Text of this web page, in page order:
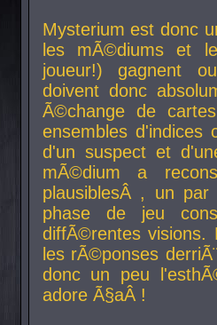
Mysterium est donc
les mÃ©diums et
joueur!) gagnent
doivent donc
Ã©change de
ensembles d'indices
d'un suspect et
mÃ©dium a
plausiblesÂ , un par
phase de jeu
diffÃ©rentes visions.
les rÃ©ponses
donc un peu
adore Ã§aÂ !